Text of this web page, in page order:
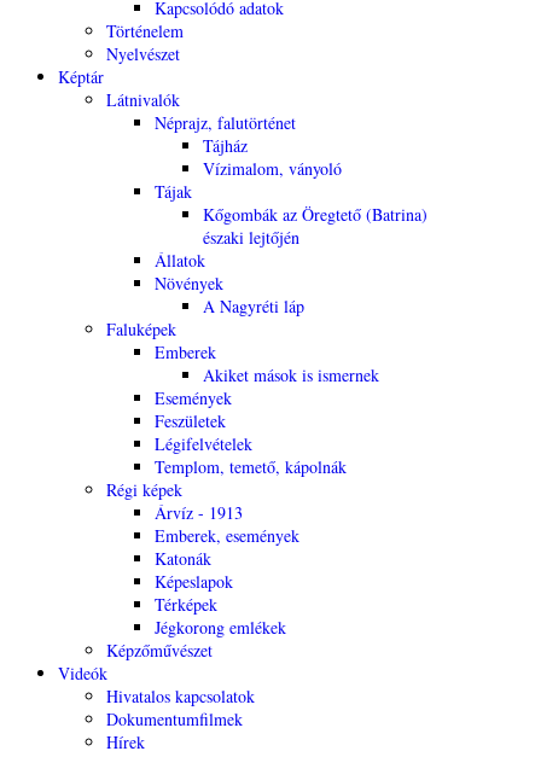
Kapcsolódó adatok
Történelem
Nyelvészet
Képtár
Látnivalók
Néprajz, falutörténet
Tájház
Vízimalom, ványoló
Tájak
Kőgombák az Öregtető (Batrina)
északi lejtőjén
Állatok
Növények
A Nagyréti láp
Faluképek
Emberek
Akiket mások is ismernek
Események
Feszületek
Légifelvételek
Templom, temető, kápolnák
Régi képek
Árvíz - 1913
Emberek, események
Katonák
Képeslapok
Térképek
Jégkorong emlékek
Képzőművészet
Videók
Hivatalos kapcsolatok
Dokumentumfilmek
Hírek